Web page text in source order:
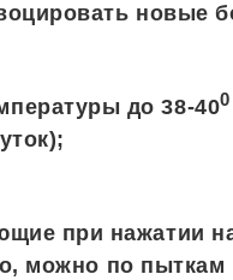
новые
до 38-400
при нажатии
можно по пыткам